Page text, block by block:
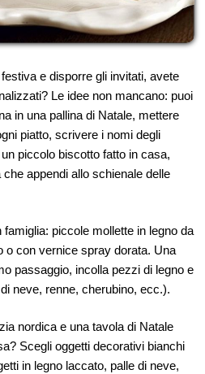
e disporre gli invitati, avete
Le idee non mancano: puoi
in una pallina di Natale, mettere
piatto, scrivere i nomi degli
piccolo biscotto fatto in casa,
appendi allo schienale delle
famiglia: piccole mollette in legno da
o con vernice spray dorata. Una
passaggio, incolla pezzi di legno e
neve, renne, cherubino, ecc.).
nordica e una tavola di Natale
Scegli oggetti decorativi bianchi
in legno laccato, palle di neve,